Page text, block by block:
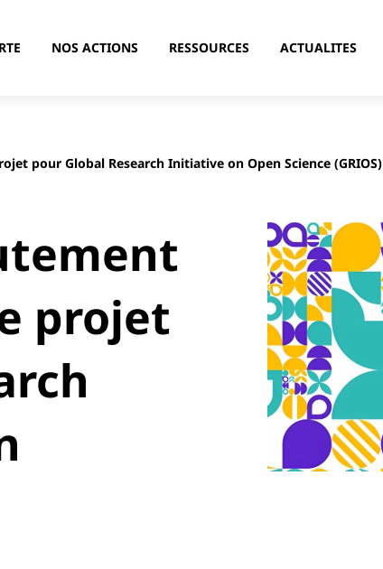
NOS ACTIONS RESSOURCES ACTUALITES
pour Global Research Initiative on Open Science (GRIOS)
projet